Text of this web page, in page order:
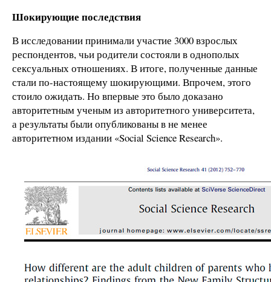
Шокирующие последствия
В исследовании принимали участие 3000 взрослых
респондентов, чьи родители состояли в однополых
сексуальных отношениях. В итоге, полученные данные
стали по-настоящему шокирующими. Впрочем, этого
стоило ожидать. Но впервые это было доказано
авторитетным ученым из авторитетного университета,
а результаты были опубликованы в не менее
авторитетном издании «Social Science Research».